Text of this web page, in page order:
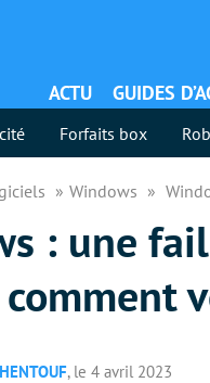
ACTU GUIDES
Forfaits box
Windows
: une
, le 4 avril 2023